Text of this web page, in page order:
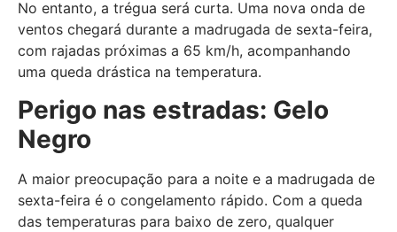
No entanto, a trégua será curta. Uma nova onda de
ventos chegará durante a madrugada de sexta-feira,
com rajadas próximas a 65 km/h, acompanhando
uma queda drástica na temperatura.
Perigo nas estradas: Gelo
Negro
A maior preocupação para a noite e a madrugada de
sexta-feira é o congelamento rápido. Com a queda
das temperaturas para baixo de zero, qualquer